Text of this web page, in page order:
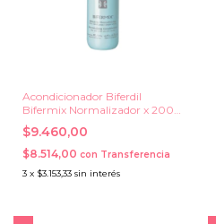
Acondicionador Biferdil
Bifermix Normalizador x 200
ml.
$9.460,00
$8.514,00 con Transferencia
3 x $3.153,33 sin interés